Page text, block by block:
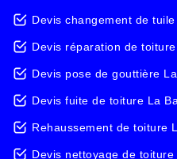
Devis changement de
Devis réparation de
Devis pose de gouttière
Devis fuite de toiture La
Rehaussement de toiture
Devis nettoyage de